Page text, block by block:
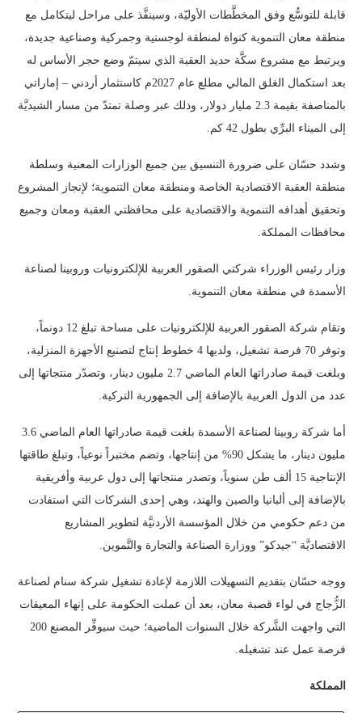
قابلة للتوسُّع وفق المخطَّطات الأوليّة، وسينفَّذ على مراحل ليتكامل مع
منطقة معان التنموية كنواة لمنطقة لوجستية وجمركية وصناعية جديدة،
ويرتبط مع مشروع سكَّة حديد العقبة الذي سيتمّ وضع حجر الأساس له
بعد استكمال الغلق المالي مطلع عام 2027م كاستثمار أردني – إماراتي
بالمناصفة بقيمة 2.3 مليار دولار، وذلك عبر وصلة تمتدّ من مسار الشيديَّة
إلى الميناء البرِّي بطول 42 كم.
وشدد حسّان على ضرورة التنسيق بين جميع الوزارات المعنية وسلطة
منطقة العقبة الاقتصادية الخاصة ومنطقة معان التنموية؛ لإنجاز المشروع
وتحقيق أهدافه التنموية والاقتصادية على محافظتي العقبة ومعان وجميع
محافظات المملكة.
وزار رئيس الوزراء شركتي الصقور العربية للإلكترونيات وروبينا لصناعة
الأسمدة في منطقة معان التنموية.
وتقام شركة الصقور العربية للإلكترونيات على مساحة تبلغ 12 دونماً،
وتوفر 70 فرصة تشغيل، ولديها 4 خطوط إنتاج لتصنيع الأجهزة المنزلية،
وبلغت قيمة صادراتها العام الماضي 2.7 مليون دينار، وتصدّر منتجاتها إلى
عدد من الدول العربية بالإضافة إلى الجمهورية التركية.
أما شركة روبينا لصناعة الأسمدة بلغت قيمة صادراتها العام الماضي 3.6
مليون دينار، ما يشكل 90% من إنتاجها، وتضم مختبراً نوعياً، وتبلغ طاقتها
الإنتاجية 15 ألف طن سنوياً، وتصدر منتجاتها إلى دول عربية وأفريقية
بالإضافة إلى ألبانيا والصين والهند، وهي إحدى الشركات التي استفادت
من دعم حكومي من خلال المؤسسة الأردنيَّة لتطوير المشاريع
الاقتصاديَّة “جيدكو” ووزارة الصناعة والتجارة والتَّموين.
ووجه حسّان بتقديم التسهيلات اللازمة لإعادة تشغيل شركة سنام لصناعة
الزُّجاج في لواء قصبة معان، بعد أن عملت الحكومة على إنهاء المعيقات
التي واجهت الشَّركة خلال السنوات الماضية؛ حيث سيوفِّر المصنع 200
فرصة عمل عند تشغيله.
المملكة